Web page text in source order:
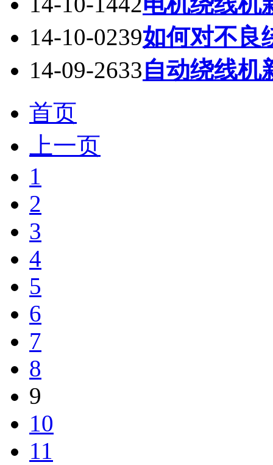
14-10-0239如何对不良
14-09-2633自动绕线机
首页
上一页
1
2
3
4
5
6
7
8
9
10
11